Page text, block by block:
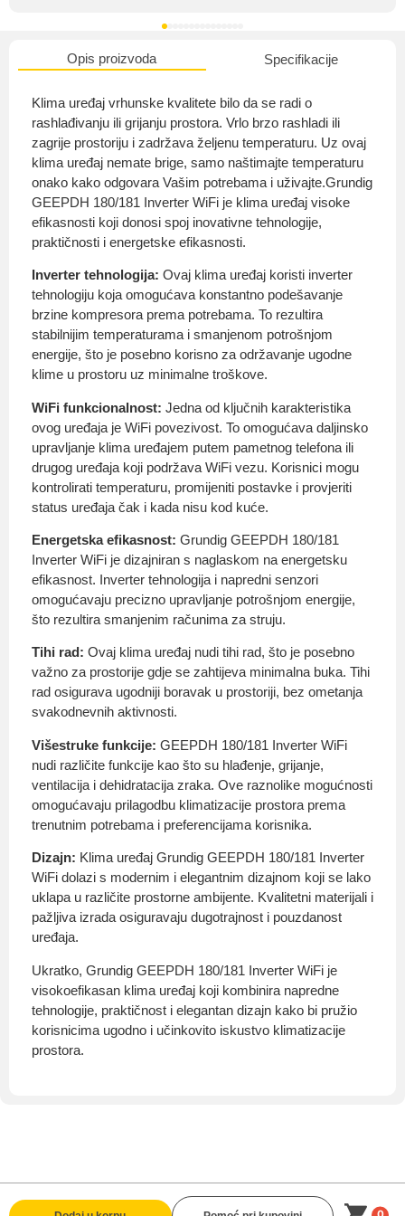
Opis proizvoda Specifikacije
Klima uređaj vrhunske kvalitete bilo da se radi o
rashlađivanju ili grijanju prostora. Vrlo brzo rashladi ili
zagrije prostoriju i zadržava željenu temperaturu. Uz ovaj
klima uređaj nemate brige, samo naštimajte temperaturu
onako kako odgovara Vašim potrebama i uživajte.Grundig
GEEPDH 180/181 Inverter WiFi je klima uređaj visoke
efikasnosti koji donosi spoj inovativne tehnologije,
praktičnosti i energetske efikasnosti.
Inverter tehnologija: Ovaj klima uređaj koristi inverter
tehnologiju koja omogućava konstantno podešavanje
brzine kompresora prema potrebama. To rezultira
stabilnijim temperaturama i smanjenom potrošnjom
energije, što je posebno korisno za održavanje ugodne
klime u prostoru uz minimalne troškove.
WiFi funkcionalnost: Jedna od ključnih karakteristika
ovog uređaja je WiFi povezivost. To omogućava daljinsko
upravljanje klima uređajem putem pametnog telefona ili
drugog uređaja koji podržava WiFi vezu. Korisnici mogu
kontrolirati temperaturu, promijeniti postavke i provjeriti
status uređaja čak i kada nisu kod kuće.
Energetska efikasnost: Grundig GEEPDH 180/181
Inverter WiFi je dizajniran s naglaskom na energetsku
efikasnost. Inverter tehnologija i napredni senzori
omogućavaju precizno upravljanje potrošnjom energije,
što rezultira smanjenim računima za struju.
Tihi rad: Ovaj klima uređaj nudi tihi rad, što je posebno
važno za prostorije gdje se zahtijeva minimalna buka. Tihi
rad osigurava ugodniji boravak u prostoriji, bez ometanja
svakodnevnih aktivnosti.
Višestruke funkcije: GEEPDH 180/181 Inverter WiFi
nudi različite funkcije kao što su hlađenje, grijanje,
ventilacija i dehidratacija zraka. Ove raznolike mogućnosti
omogućavaju prilagodbu klimatizacije prostora prema
trenutnim potrebama i preferencijama korisnika.
Dizajn: Klima uređaj Grundig GEEPDH 180/181 Inverter
WiFi dolazi s modernim i elegantnim dizajnom koji se lako
uklapa u različite prostorne ambijente. Kvalitetni materijali i
pažljiva izrada osiguravaju dugotrajnost i pouzdanost
uređaja.
Ukratko, Grundig GEEPDH 180/181 Inverter WiFi je
visokoefikasan klima uređaj koji kombinira napredne
tehnologije, praktičnost i elegantan dizajn kako bi pružio
korisnicima ugodno i učinkovito iskustvo klimatizacije
prostora.
O nama
Privatnost kupca
Uvjeti i odredbe